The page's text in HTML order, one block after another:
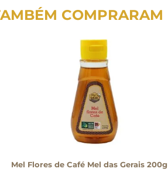
COMPRARAM
Mel Flores de Café Mel das Gerais 200g